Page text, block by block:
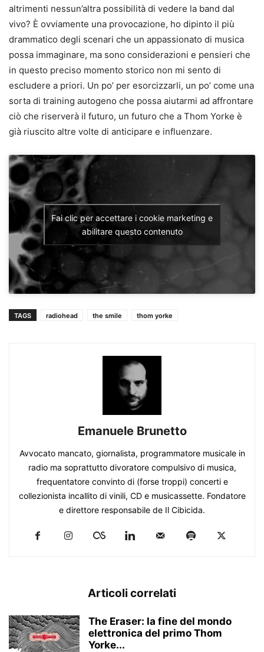
altrimenti nessun’altra possibilità di vedere la band dal
vivo? È ovviamente una provocazione, ho dipinto il più
drammatico degli scenari che un appassionato di musica
possa immaginare, ma sono considerazioni e pensieri che
in questo preciso momento storico non mi sento di
escludere a priori. Un po’ per esorcizzarli, un po’ come una
sorta di training autogeno che possa aiutarmi ad affrontare
ciò che riserverà il futuro, un futuro che a Thom Yorke è
già riuscito altre volte di anticipare e influenzare.
Fai clic per accettare i cookie marketing e
abilitare questo contenuto
TAGS radiohead the smile thom yorke
Emanuele Brunetto
Avvocato mancato, giornalista, programmatore musicale in
radio ma soprattutto divoratore compulsivo di musica,
frequentatore convinto di (forse troppi) concerti e
collezionista incallito di vinili, CD e musicassette. Fondatore
e direttore responsabile de Il Cibicida.
Articoli correlati
The Eraser: la fine del mondo
elettronica del primo Thom
Yorke...